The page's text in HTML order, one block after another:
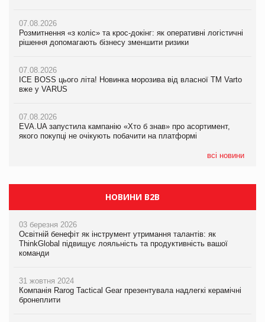
07.08.2026
Розмитнення «з коліс» та крос-докінг: як оперативні логістичні
рішення допомагають бізнесу зменшити ризики
07.08.2026
ICE BOSS цього літа! Новинка морозива від власної ТМ Varto
вже у VARUS
07.08.2026
EVA.UA запустила кампанію «Хто б знав» про асортимент,
якого покупці не очікують побачити на платформі
всі новини
07.08.2026
EVA.UA запустила кампанію «Хто б знав» про асортимент,
06.08.2026
Смачна новинка для хвостатих: у VARUS з’явилися паучі
05.08.2026
Мережа супермаркетів VARUS купує мережу магазинів
07.08.2026
Kraft Heinz скоротила збиток у першому півріччі
Продажі Hugo Boss впали на 9%
НОВИНИ B2B
03 березня 2026
Освітній бенефіт як інструмент утримання талантів: як
ThinkGlobal підвищує лояльність та продуктивність вашої
команди
31 жовтня 2024
Компанія Rarog Tactical Gear презентувала надлегкі керамічні
бронеплити